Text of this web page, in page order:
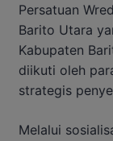
Persatuan
Barito Utara
Kabupaten
diikuti oleh
strategis
Melalui